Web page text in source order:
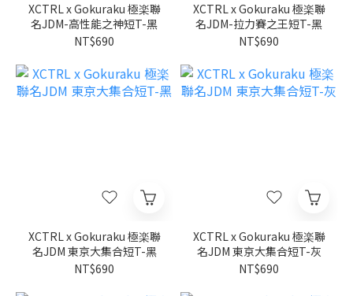
XCTRL x Gokuraku 極楽聯
名JDM-高性能之神短T-黑
NT$690
XCTRL x Gokuraku 極楽聯
名JDM-拉力賽之王短T-黑
NT$690
XCTRL x Gokuraku 極楽聯
名JDM 東京大集合短T-黑
NT$690
XCTRL x Gokuraku 極楽聯
名JDM 東京大集合短T-灰
NT$690